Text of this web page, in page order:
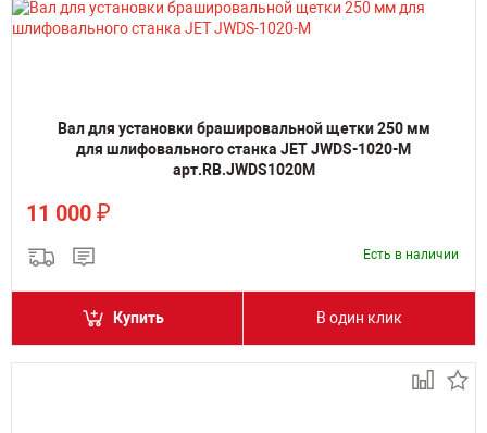
Вал для установки брашировальной щетки 250 мм
для шлифовального станка JET JWDS-1020-M
арт.RB.JWDS1020M
11 000 ₽
Есть в наличии
Купить В один клик